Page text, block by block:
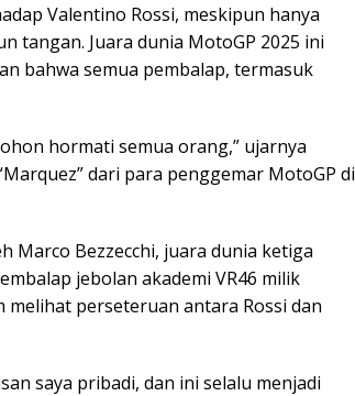
Valentino Rossi, meskipun hanya
tangan. Juara dunia MotoGP 2025 ini
bahwa semua pembalap, termasuk
hormati semua orang,” ujarnya
dari para penggemar MotoGP di
Marco Bezzecchi, juara dunia ketiga
jebolan akademi VR46 milik
perseteruan antara Rossi dan
saya pribadi, dan ini selalu menjadi